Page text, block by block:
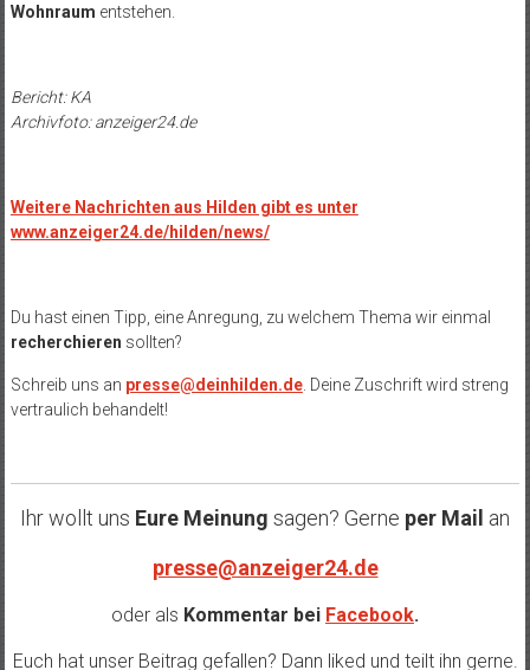
Wohnraum entstehen.
Bericht: KA
Archivfoto: anzeiger24.de
Weitere Nachrichten aus Hilden gibt es unter
www.anzeiger24.de/hilden/news/
Du hast einen Tipp, eine Anregung, zu welchem Thema wir einmal
recherchieren sollten?
Schreib uns an presse@deinhilden.de. Deine Zuschrift wird streng
vertraulich behandelt!
Ihr wollt uns Eure Meinung sagen? Gerne per Mail an
presse@anzeiger24.de
oder als Kommentar bei Facebook.
Euch hat unser Beitrag gefallen? Dann liked und teilt ihn gerne.